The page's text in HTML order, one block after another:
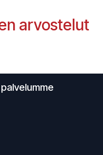
arvostelut